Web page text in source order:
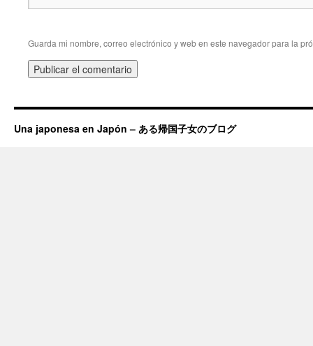
Guarda mi nombre, correo electrónico y web en este navegador para la
Una japonesa en Japón – ある帰国子女のブログ